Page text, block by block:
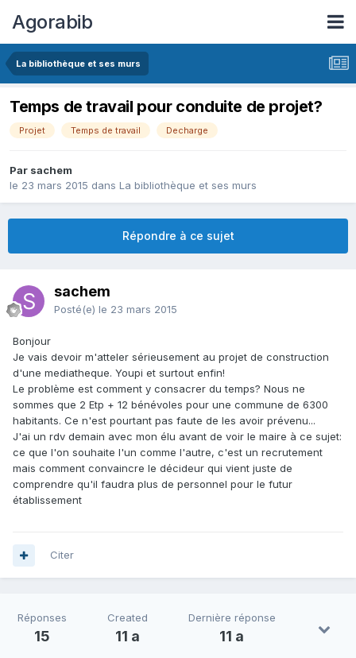
Agorabib
La bibliothèque et ses murs
Temps de travail pour conduite de projet?
Projet Temps de travail Decharge
Par sachem
le 23 mars 2015 dans La bibliothèque et ses murs
Répondre à ce sujet
sachem
Posté(e) le 23 mars 2015
Bonjour
Je vais devoir m'atteler sérieusement au projet de construction
d'une mediatheque. Youpi et surtout enfin!
Le problème est comment y consacrer du temps? Nous ne
sommes que 2 Etp + 12 bénévoles pour une commune de 6300
habitants. Ce n'est pourtant pas faute de les avoir prévenu...
J'ai un rdv demain avec mon élu avant de voir le maire à ce sujet:
ce que l'on souhaite l'un comme l'autre, c'est un recrutement
mais comment convaincre le décideur qui vient juste de
comprendre qu'il faudra plus de personnel pour le futur
établissement
Citer
Réponses
15
Created
11 a
Dernière réponse
11 a